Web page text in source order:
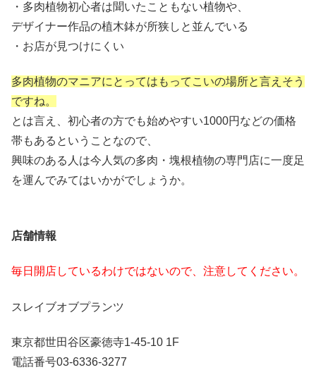
・多肉植物初心者は聞いたこともない植物や、
デザイナー作品の植木鉢が所狭しと並んでいる
・お店が見つけにくい
多肉植物のマニアにとってはもってこいの場所と言えそう
ですね。
とは言え、初心者の方でも始めやすい1000円などの価格
帯もあるということなので、
興味のある人は今人気の多肉・ 塊根植物の専門店に一度足
を運んでみてはいかがでしょうか。
店舗情報
毎日開店しているわけではないので、注意してください。
スレイブオブプランツ
東京都世田谷区豪徳寺1-45-10 1F
電話番号03-6336-3277